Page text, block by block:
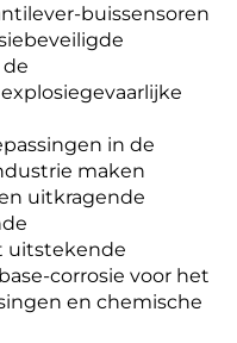
buissensoren
in de
maken
uitkragende
uitstekende
corrosie voor het
en chemische